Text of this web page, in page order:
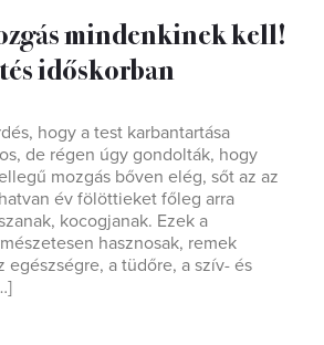
mindenkinek kell!
időskorban
hogy a test karbantartása
de régen úgy gondolták, hogy
mozgás bőven elég, sőt az az
év fölöttieket főleg arra
kocogjanak. Ezek a
hasznosak, remek
egészségre, a tüdőre, a szív- és